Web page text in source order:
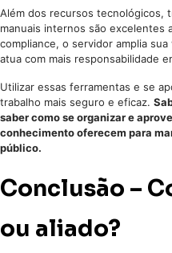
Além dos recursos tecnológicos,
manuais internos são excelentes
compliance, o servidor amplia
atua com mais responsabilidade
Utilizar essas ferramentas e se
trabalho mais seguro e eficaz.
saber como se organizar e
conhecimento oferecem para
público.
Conclusão –
ou aliado?